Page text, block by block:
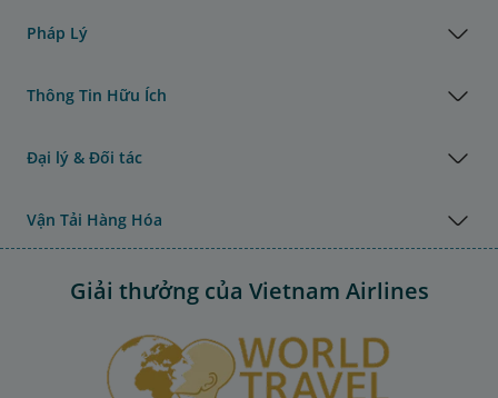
Pháp Lý
Thông Tin Hữu Ích
Đại lý & Đối tác
Vận Tải Hàng Hóa
Giải thưởng của Vietnam Airlines